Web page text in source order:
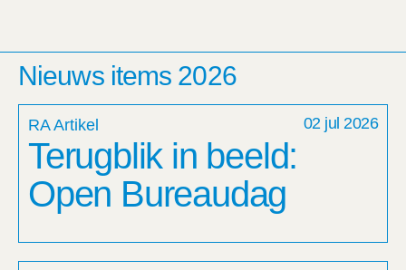
Nieuws items 2026
RA Artikel 02 jul 2026
Terugblik in beeld:
Open Bureaudag